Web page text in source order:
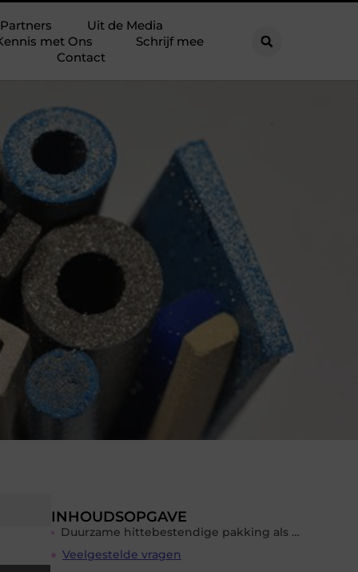
Partners
Uit de Media
met Ons
Schrijf mee
Contact
INHOUDSOPGAVE
Duurzame hittebestendige pakking als extra zekerheid
Veelgestelde vragen